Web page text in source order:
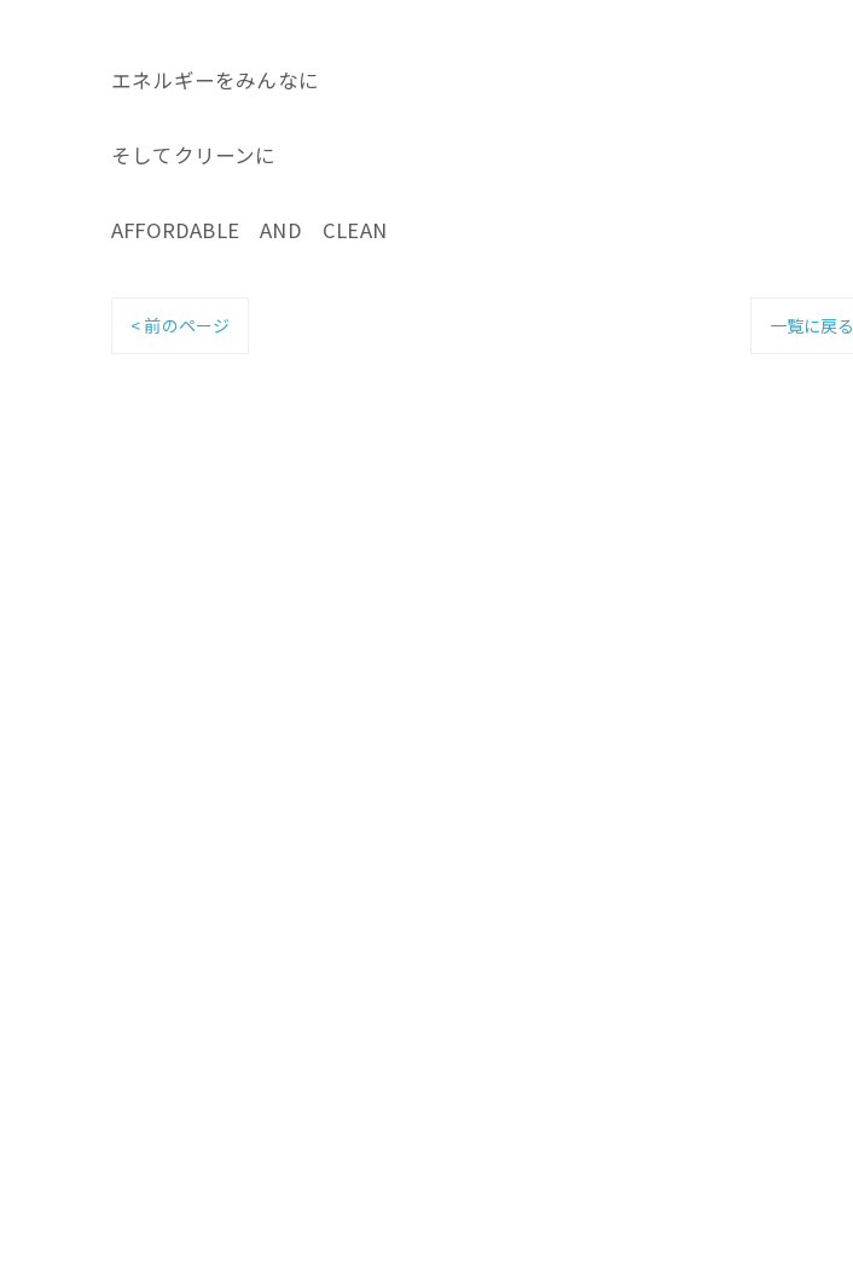
エネルギーをみんなに
そしてクリーンに
AFFORDABLE AND CLEAN
< 前のページ 一覧に戻る